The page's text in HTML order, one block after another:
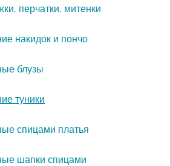
перчатки, митенки
накидок и пончо
блузы
туники
спицами платья
шапки спицами